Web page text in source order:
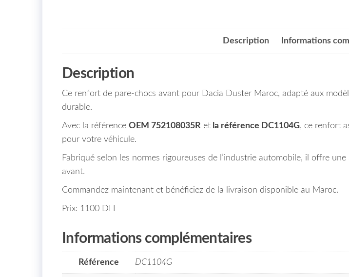
Description Informations
Description
Ce renfort de pare-chocs avant pour Dacia Duster Maroc, adapté aux
durable.
Avec la référence OEM 752108035R et la référence DC1104G, ce renfort
pour votre véhicule.
Fabriqué selon les normes rigoureuses de l’industrie automobile, il offre
avant.
Commandez maintenant et bénéficiez de la livraison disponible au Maroc.
Prix: 1100 DH
Informations complémentaires
Référence DC1104G